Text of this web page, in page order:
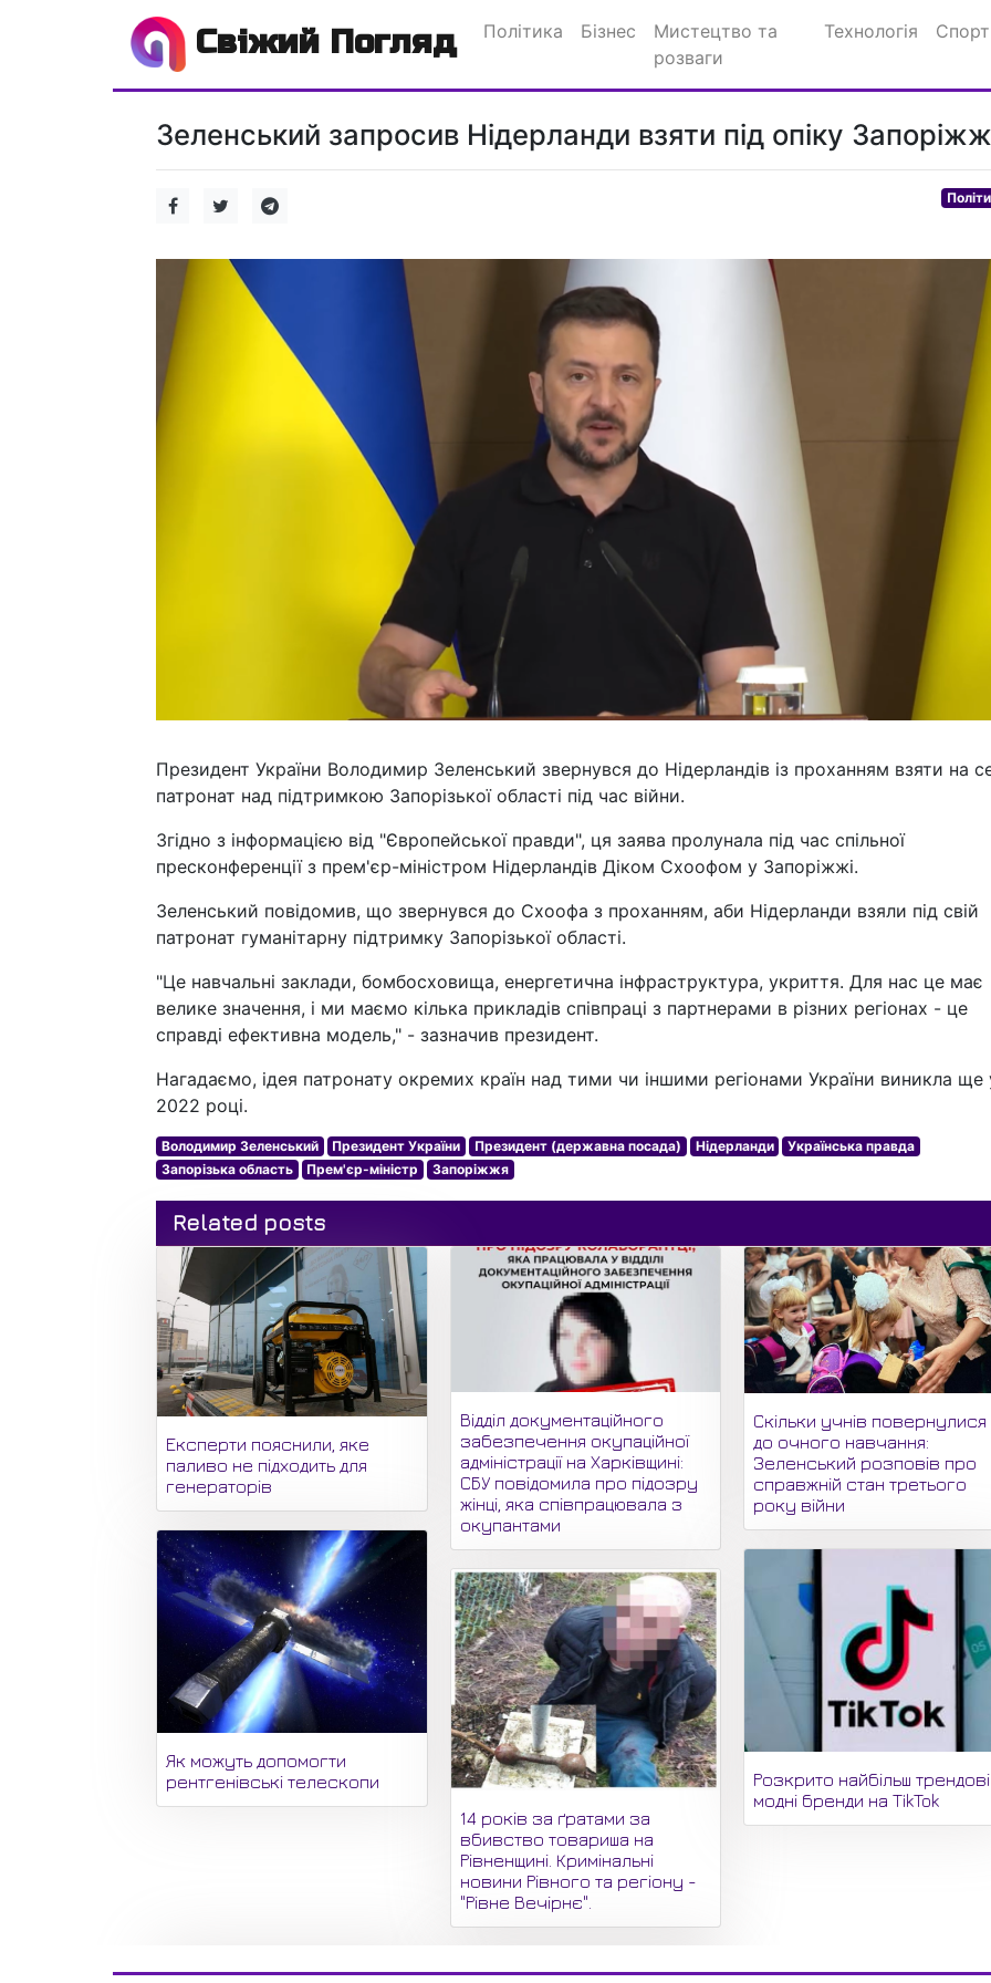
Свіжий Погляд Політика Бізнес
Мистецтво та
розваги
Технологія Спорт
Зеленський запросив Нідерланди взяти під опіку
Президент України Володимир Зеленський звернувся до Нідерландів із проханням взяти на
патронат над підтримкою Запорізької області під час війни.
Згідно з інформацією від "Європейської правди", ця заява пролунала під час спільної
пресконференції з прем'єр-міністром Нідерландів Діком Схоофом у Запоріжжі.
Зеленський повідомив, що звернувся до Схоофа з проханням, аби Нідерланди взяли під свій
патронат гуманітарну підтримку Запорізької області.
"Це навчальні заклади, бомбосховища, енергетична інфраструктура, укриття. Для нас це має
велике значення, і ми маємо кілька прикладів співпраці з партнерами в різних регіонах - це
справді ефективна модель," - зазначив президент.
Нагадаємо, ідея патронату окремих країн над тими чи іншими регіонами України виникла ще
2022 році.
Володимир Зеленський Президент України Президент (державна посада) Нідерланди
Українська правда
Запорізька область
Прем'єр-міністр Запоріжжя
Related posts
Експерти пояснили, яке
паливо не підходить для
генераторів
Як можуть допомогти
рентгенівські телескопи
Відділ документаційного
забезпечення окупаційної
адміністрації на Харківщині:
СБУ повідомила про підозру
жінці, яка співпрацювала з
окупантами
14 років за ґратами за
вбивство товариша на
Рівненщині. Кримінальні
новини Рівного та регіону -
"Рівне Вечірнє".
Скільки учнів повернулися
до очного навчання:
Зеленський розповів про
справжній стан третього
року війни
Розкрито найбільш трендові
модні бренди на TikTok